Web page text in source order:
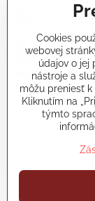
Články a
Rady a
Cookies
webovej
údajov o jej
nástroje a
môžu preniesť
Kliknutím na
týmto